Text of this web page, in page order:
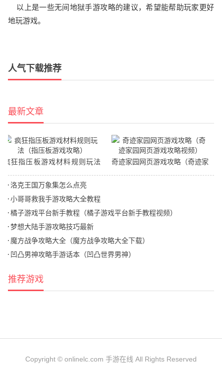
以上是一些无间地狱手游攻略的建议，希望能帮助玩家更好
地玩游戏。
人气下载推荐
最新文章
疯狂指压板游戏材料规则玩法
（指压板游戏攻略）
奇迹家园网页游戏攻略（奇迹家
园网页游戏攻略视频）
洛克王国万象集怎么点亮
小哥哥救我手游攻略大全教程
橘子游戏平台新手教程（橘子游戏平台新手教程视频）
梦想大陆手游攻略技巧最新
魔方战争攻略大全（魔方战争攻略大全下载）
凹凸男神攻略手游话本（凹凸世界男神）
推荐游戏
Copyright © onlinelc.com 手游在线 All Rights Reserved